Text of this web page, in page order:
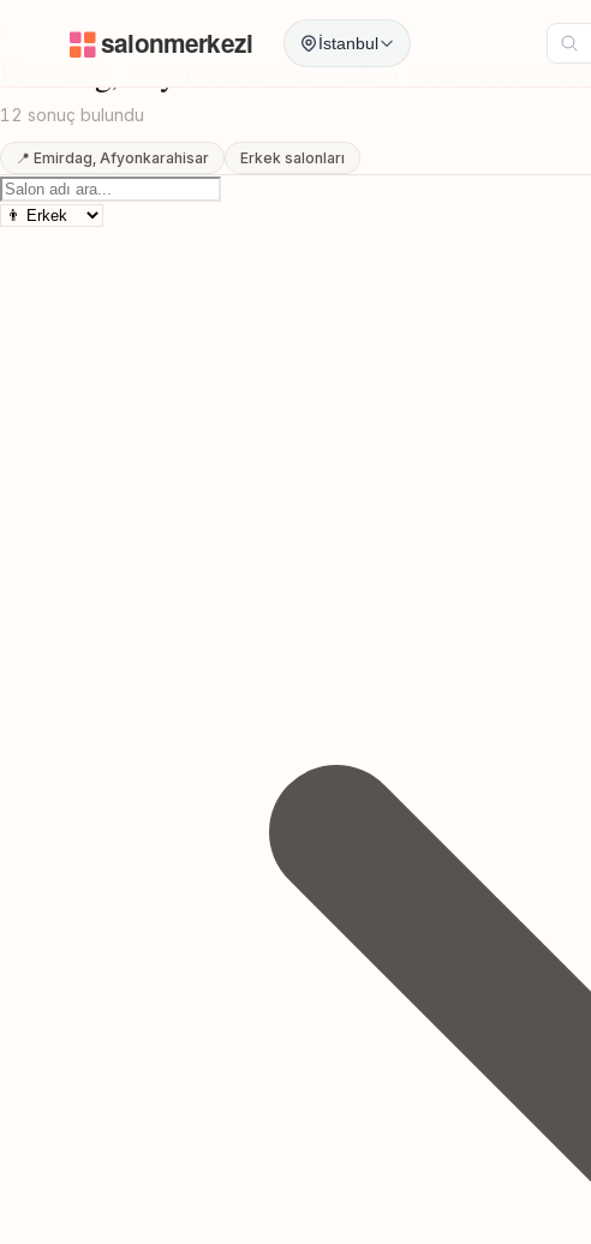
İstanbul
/ Sakal Sekillendirme
Emirdag, Afyonkarahisar Sakal Sekillendirme
12 sonuç bulundu
📍 Emirdag, Afyonkarahisar Erkek salonları